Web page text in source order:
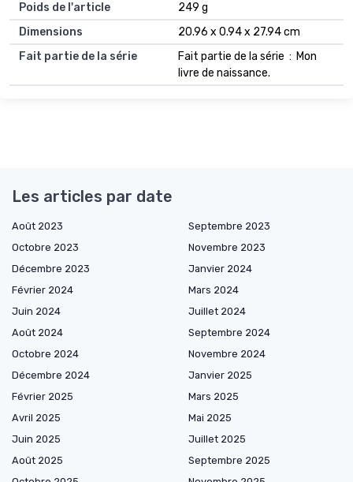
Poids de l'article
249 g
Dimensions
20.96 x 0.94 x 27.94 cm
Fait partie de la série
Fait partie de la série ‏ : ‎ Mon
livre de naissance.
Les articles par date
Août 2023
Septembre 2023
Octobre 2023
Novembre 2023
Décembre 2023
Janvier 2024
Février 2024
Mars 2024
Juin 2024
Juillet 2024
Août 2024
Septembre 2024
Octobre 2024
Novembre 2024
Décembre 2024
Janvier 2025
Février 2025
Mars 2025
Avril 2025
Mai 2025
Juin 2025
Juillet 2025
Août 2025
Septembre 2025